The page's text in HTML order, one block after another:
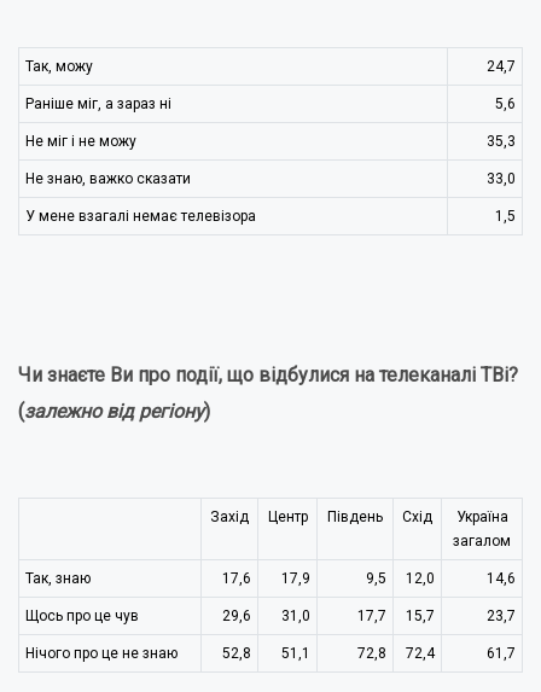
Так, можу 24,7
Раніше міг, а зараз ні 5,6
Не міг і не можу 35,3
Не знаю, важко сказати 33,0
У мене взагалі немає телевізора 1,5
Чи знаєте Ви про події, що відбулися на телеканалі TВi?
(залежно від регіону)
Захід Центр Південь Схід
Україна
загалом
Так, знаю 17,6 17,9 9,5 12,0 14,6
Щось про це чув 29,6 31,0 17,7 15,7 23,7
Нічого про це не знаю 52,8 51,1 72,8 72,4 61,7